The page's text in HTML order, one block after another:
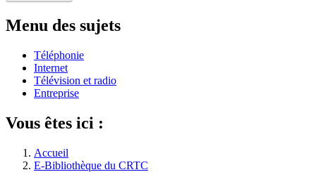
Menu des sujets
Téléphonie
Internet
Télévision et radio
Entreprise
Vous êtes ici :
Accueil
E-Bibliothèque du CRTC